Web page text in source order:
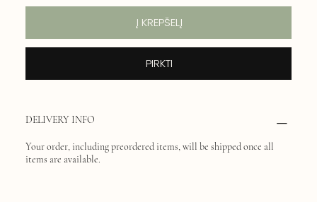
Į KREPŠELĮ
PIRKTI
DELIVERY INFO
Your order, including preordered items, will be shipped once all
items are available.